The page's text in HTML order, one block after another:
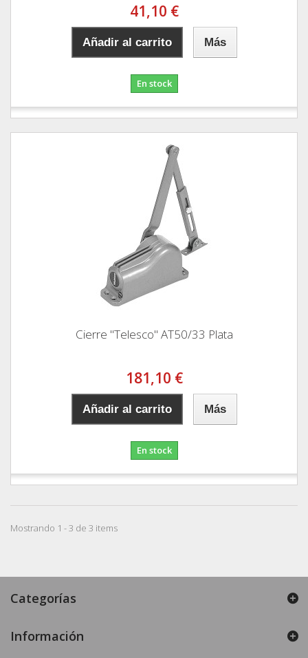
41,10 €
Añadir al carrito Más
En stock
Cierre "Telesco" AT50/33 Plata
181,10 €
Añadir al carrito Más
En stock
Mostrando 1 - 3 de 3 items
Categorías
Información